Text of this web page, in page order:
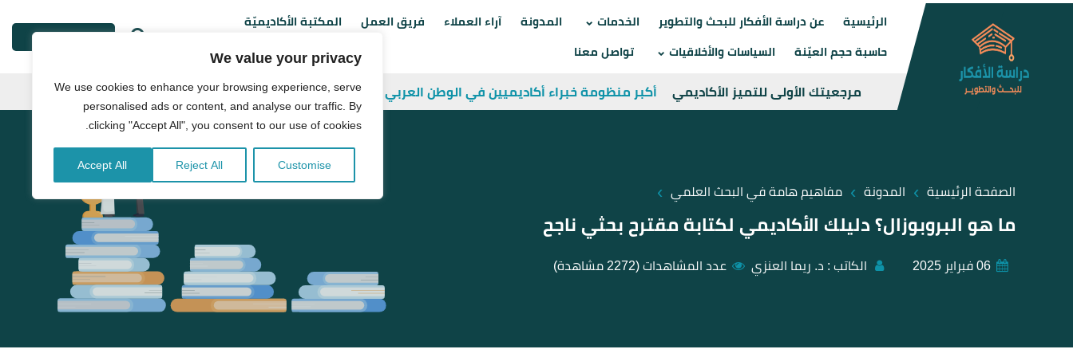
We value your privacy
We use cookies to enhance your browsing experience, serve
personalised ads or content, and analyse our traffic. By
clicking "Accept All", you consent to our use of cookies.
Customise
Reject All
Accept All
الرئيسية عن دراسة الأفكار للبحث والتطوير الخدمات المدونة آراء العملاء فريق العمل المكتبة الأكاديميّة
حاسبة حجم العيّنة السياسات والأخلاقيات تواصل معنا
طلب خدمة
مرجعيتك الأولى للتميز الأكاديمي أكبر منظومة خبراء أكاديميين في الوطن العربي
الصفحة الرئيسية › المدونة › مفاهيم هامة في البحث العلمي
›
ما هو البروبوزال؟ دليلك الأكاديمي لكتابة مقترح بحثي ناجح
06 فبراير 2025 الكاتب : د. ريما العنزي عدد المشاهدات (2272 مشاهدة)